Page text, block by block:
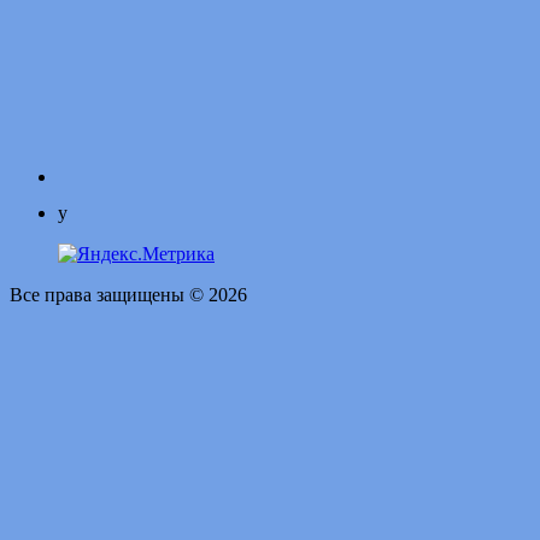
y
Все права защищены © 2026